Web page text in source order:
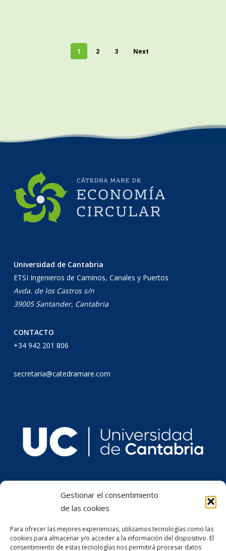
Gestionar el consentimiento
de las cookies
Para ofrecer las mejores experiencias, utilizamos tecnologías como las
cookies para almacenar y/o acceder a la información del dispositivo. El
consentimiento de estas tecnologías nos permitirá procesar datos
1 2 3 Next
Universidad de Cantabria
ETSI Ingenieros de Caminos, Canales y Puertos
Avda. de los Castros s/n
39005 Santander, Cantabria
CONTACTO
+34 942 201 806
secretaria@catedramare.com